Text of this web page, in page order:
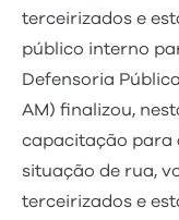
terceirizados e
público interno
Defensoria
AM) finalizou,
capacitação para
situação de rua,
terceirizados e